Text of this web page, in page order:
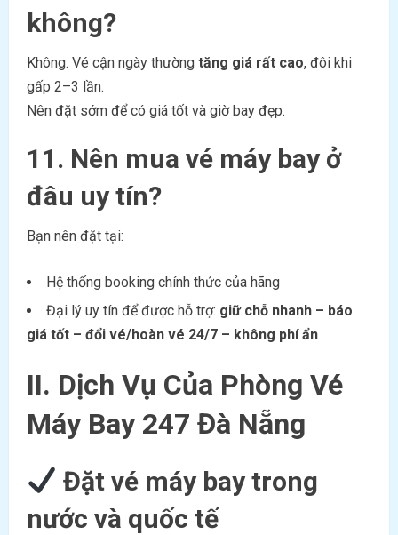
không?
Không. Vé cận ngày thường tăng giá rất cao, đôi khi
gấp 2–3 lần.
Nên đặt sớm để có giá tốt và giờ bay đẹp.
11. Nên mua vé máy bay ở
đâu uy tín?
Bạn nên đặt tại:
Hệ thống booking chính thức của hãng
Đại lý uy tín để được hỗ trợ: giữ chỗ nhanh – báo
giá tốt – đổi vé/hoàn vé 24/7 – không phí ẩn
II. Dịch Vụ Của Phòng Vé
Máy Bay 247 Đà Nẵng
Đặt vé máy bay trong
nước và quốc tế